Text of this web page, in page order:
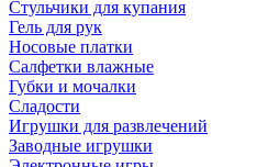
Стульчики для купания
Гель для рук
Носовые платки
Салфетки влажные
Губки и мочалки
Сладости
Игрушки для развлечений
Заводные игрушки